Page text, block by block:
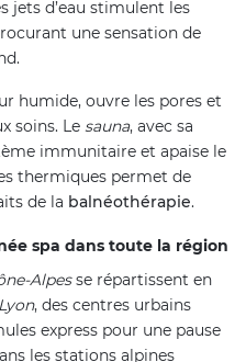
jets d’eau stimulent les
une sensation de
humide, ouvre les pores et
soins. Le sauna, avec sa
immunitaire et apaise le
thermiques permet de
de la balnéothérapie.
spa dans toute la région
Alpesse répartissent en
Lyon, des centres urbains
express pour une pause
les stations alpines